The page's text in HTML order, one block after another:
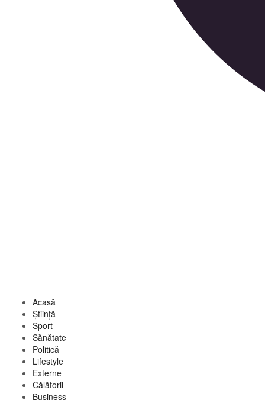
Acasă
Știință
Sport
Sănătate
Politică
Lifestyle
Externe
Călătorii
Business